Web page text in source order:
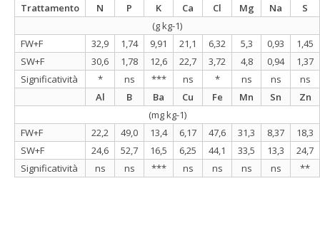
Trattamento
N P K Ca Cl Mg Na
S
(g kg-1)
FW+F
32,9 1,74 9,91 21,1 6,32 5,3 0,93
1,45
SW+F
30,6 1,78 12,6 22,7 3,72 4,8 0,94
1,37
Significatività
* ns *** ns * ns ns
ns
Al
B Ba Cu Fe Mn Sn
Zn
(mg kg-1)
FW+F
22,2 49,0 13,4 6,17 47,6 31,3 8,37
18,3
SW+F
24,6 52,7 16,5 6,25 44,1 33,5 13,3
24,7
Significatività
ns ns *** ns ns ns ns **